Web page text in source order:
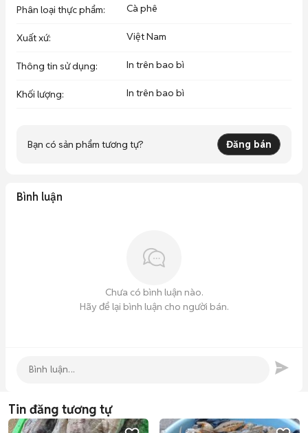
📞 Hotline / Zalo: ***
🏪 SHOP TÂM TUỆ AN
📣 Tuyển Cộng Tác Viên Bán Hàng Toàn Quốc
✔ Không cần ôm hàng
✔ Hỗ trợ bán hàng từ A-Z
Phân loại thực phẩm: Cà phê
Xuất xứ: Việt Nam
Thông tin sử dụng: In trên bao bì
Khối lượng: In trên bao bì
Bạn có sản phẩm tương tự? Đăng bán
Bình luận
Chưa có bình luận nào.
Hãy để lại bình luận cho người bán.
Tin đăng tương tự